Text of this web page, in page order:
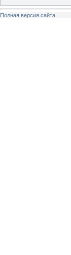
Полная версия сайта